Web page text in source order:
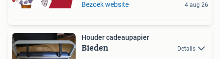
Bezoek website 4 aug 26
Houder cadeaupapier
Bieden Details